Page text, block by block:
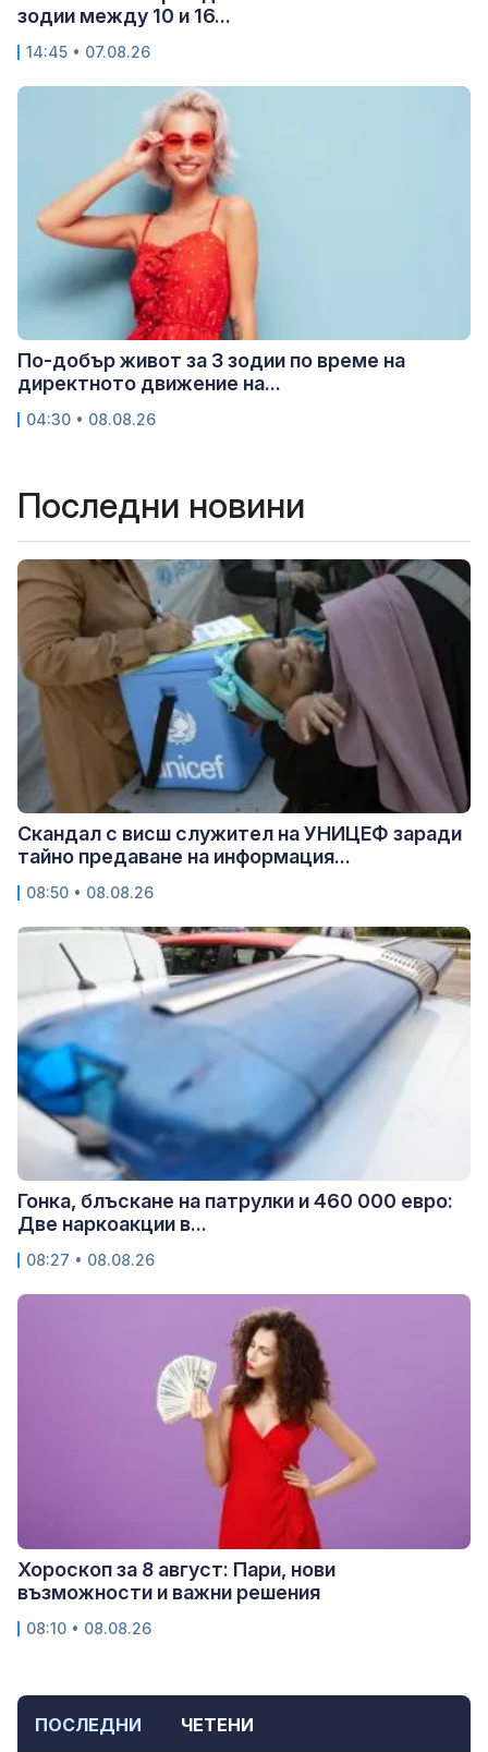
ПОСЛЕДНИ ЧЕТЕНИ
зодии между 10 и 16...
14:45 • 07.08.26
По-добър живот за 3 зодии по време на
директното движение на...
04:30 • 08.08.26
Последни новини
Скандал с висш служител на УНИЦЕФ заради
тайно предаване на информация...
08:50 • 08.08.26
Гонка, блъскане на патрулки и 460 000 евро:
Две наркоакции в...
08:27 • 08.08.26
Хороскоп за 8 август: Пари, нови
възможности и важни решения
08:10 • 08.08.26